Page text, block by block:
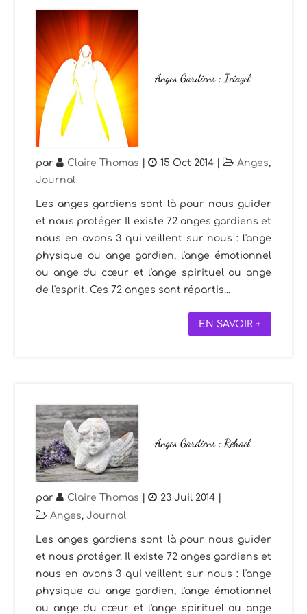
Anges Gardiens : Ieiazel
par Claire Thomas | 15 Oct 2014 | Anges,
Journal
Les anges gardiens sont là pour nous guider
et nous protéger. Il existe 72 anges gardiens et
nous en avons 3 qui veillent sur nous : l'ange
physique ou ange gardien, l'ange émotionnel
ou ange du cœur et l'ange spirituel ou ange
de l'esprit. Ces 72 anges sont répartis...
EN SAVOIR +
Anges Gardiens : Rehael
par Claire Thomas | 23 Juil 2014 |
Anges,Journal
Les anges gardiens sont là pour nous guider
et nous protéger. Il existe 72 anges gardiens et
nous en avons 3 qui veillent sur nous : l'ange
physique ou ange gardien, l'ange émotionnel
ou ange du cœur et l'ange spirituel ou ange